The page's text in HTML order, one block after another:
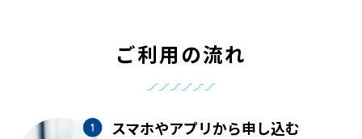
ご利用の流れ
スマホやアプリから申し込む